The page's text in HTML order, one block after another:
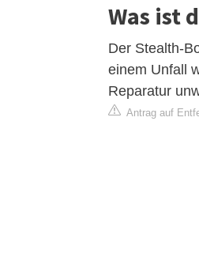
Was ist
Der Stealth-
einem Unfall
Reparatur
Antrag auf